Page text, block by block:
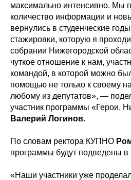
максимально интенсивно. Мы
количество информации и
вернулись в студенческие
стажировки, которую я
собрании Нижегородской
чуткое отношение к нам,
командой, в которой можно
помощью не только к своему
любому из депутатов», —
участник программы «Герои.
Валерий Логинов.
По словам ректора КУПНО
программы будут подведены в
«Наши участники уже